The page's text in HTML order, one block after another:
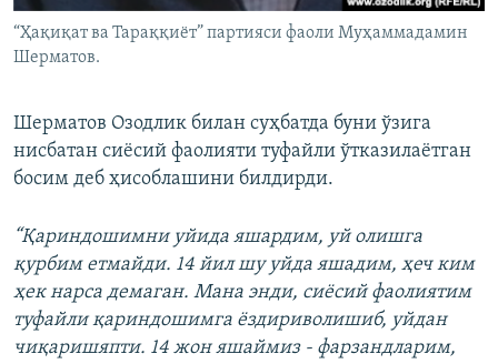
“Ҳақиқат‌ ‌ва‌ ‌Тараққиёт”‌ ‌партияси фаоли Муҳаммадамин
Шерматов.
Шерматов Озодлик билан суҳбатда буни ўзига
нисбатан сиёсий фаолияти туфайли ўтказилаётган
босим деб ҳисоблашини билдирди.
“Қариндошимни уйида яшардим, уй олишга
қурбим етмайди. 14 йил шу уйда яшадим, ҳеч ким
ҳек нарса демаган. Мана энди, сиёсий фаолиятим
туфайли қариндошимга ёздириволишиб, уйдан
чиқаришяпти. 14 жон яшаймиз - фарзандларим,